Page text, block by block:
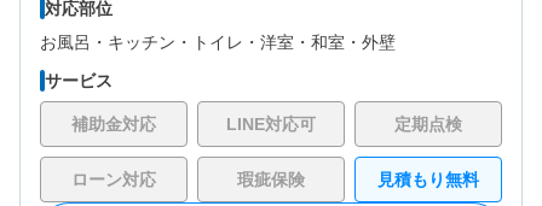
対応部位
お風呂・ キッチン・ トイレ・ 洋室・ 和室・ 外壁
サービス
補助金対応 LINE対応可 定期点検
ローン対応 瑕疵保険 見積もり無料